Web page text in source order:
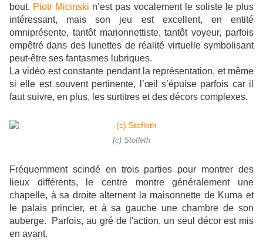
bout. Piotr Micinski n’est pas vocalement le soliste le plus
intéressant, mais son jeu est excellent, en entité
omniprésente, tantôt marionnettiste, tantôt voyeur, parfois
empêtré dans des lunettes de réalité virtuelle symbolisant
peut-être ses fantasmes lubriques.
La vidéo est constante pendant la représentation, et même
si elle est souvent pertinente, l’œil s’épuise parfois car il
faut suivre, en plus, les surtitres et des décors complexes.
(c) Stofleth
Fréquemment scindé en trois parties pour montrer des
lieux différents, le centre montre généralement une
chapelle, à sa droite alternent la maisonnette de Kuma et
le palais princier, et à sa gauche une chambre de son
auberge. Parfois, au gré de l'action, un seul décor est mis
en avant.